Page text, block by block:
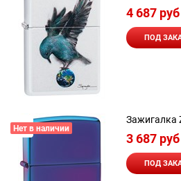
4 687 руб
ПОД
Нет в наличии
Зажигалка
3 687 руб
ПОД